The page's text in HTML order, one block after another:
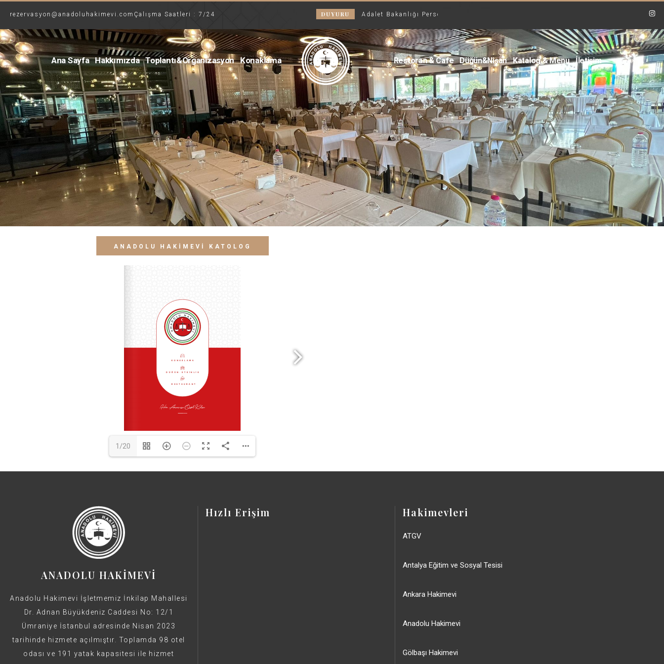
rezervasyon@anadoluhakimevi.com Çalışma Saatleri : 7/24 DUYURU Adalet Bakanlığı Personellerine Yiyecek ve İçeceklerde %25 İndirim
Ana Sayfa Hakkımızda Toplantı&Organizasyon Konaklama Restoran & Cafe Düğün&Nişan Katalog & Menu İletişim
ANADOLU HAKİMEVİ KATOLOG
1/20
ANADOLU HAKİMEVİ
Anadolu Hakimevi İşletmemiz İnkilap Mahallesi
Dr. Adnan Büyükdeniz Caddesi No: 12/1
Ümraniye İstanbul adresinde Nisan 2023
tarihinde hizmete açılmıştır. Toplamda 98 otel
odası ve 191 yatak kapasitesi ile hizmet
Hızlı Erişim Hakimevleri
ATGV
Antalya Eğitim ve Sosyal Tesisi
Ankara Hakimevi
Anadolu Hakimevi
Gölbaşı Hakimevi